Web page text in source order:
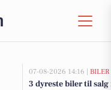
07-08-2026 14:16 | BILER
3 dyreste biler til